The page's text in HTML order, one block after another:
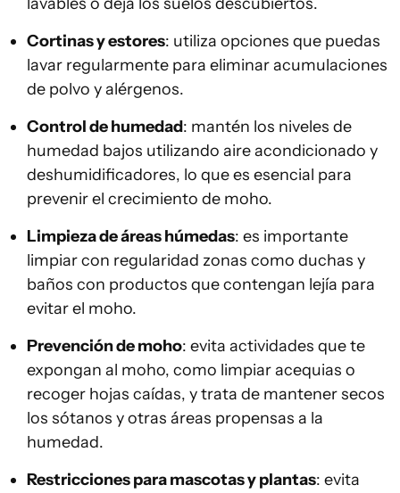
Cortinas y estores: utiliza opciones que puedas
lavar regularmente para eliminar acumulaciones
de polvo y alérgenos.
Control de humedad: mantén los niveles de
humedad bajos utilizando aire acondicionado y
deshumidificadores, lo que es esencial para
prevenir el crecimiento de moho.
Limpieza de áreas húmedas: es importante
limpiar con regularidad zonas como duchas y
baños con productos que contengan lejía para
evitar el moho.
Prevención de moho: evita actividades que te
expongan al moho, como limpiar acequias o
recoger hojas caídas, y trata de mantener secos
los sótanos y otras áreas propensas a la
humedad.
Restricciones para mascotas y plantas: evita